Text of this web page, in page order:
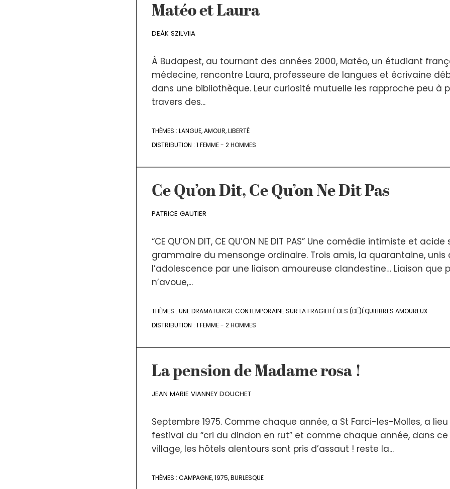
Matéo et Laura
DEÁK SZILVIIA
À Budapest, au tournant des années 2000, Matéo, un étudiant
médecine, rencontre Laura, professeure de langues et écrivaine
dans une bibliothèque. Leur curiosité mutuelle les rapproche peu à
travers des...
THÈMES : LANGUE,AMOUR,LIBERTÉ
DISTRIBUTION : 1 FEMME - 2 HOMMES
Ce Qu’on Dit, Ce Qu’on Ne Dit Pas
PATRICE GAUTIER
“CE QU’ON DIT, CE QU’ON NE DIT PAS” Une comédie intimiste et acide
grammaire du mensonge ordinaire. Trois amis, la quarantaine, unis
l’adolescence par une liaison amoureuse clandestine… Liaison que
n’avoue,...
THÈMES : UNE DRAMATURGIE CONTEMPORAINE SUR LA FRAGILITÉ DES (DÉ)ÉQUILIBRES AMOUREUX
DISTRIBUTION : 1 FEMME - 2 HOMMES
La pension de Madame rosa !
JEAN MARIE VIANNEY DOUCHET
Septembre 1975. Comme chaque année, a St Farci-les-Molles, a
festival du “cri du dindon en rut” et comme chaque année, dans
village, les hôtels alentours sont pris d’assaut ! reste la...
THÈMES : CAMPAGNE,1975,BURLESQUE